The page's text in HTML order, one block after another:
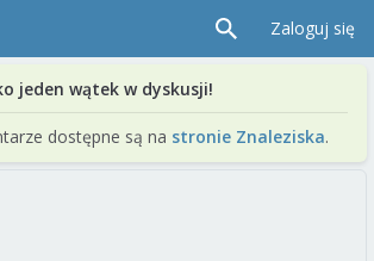
Zaloguj się
jeden wątek w dyskusji!
dostępne są na stronie Znaleziska.